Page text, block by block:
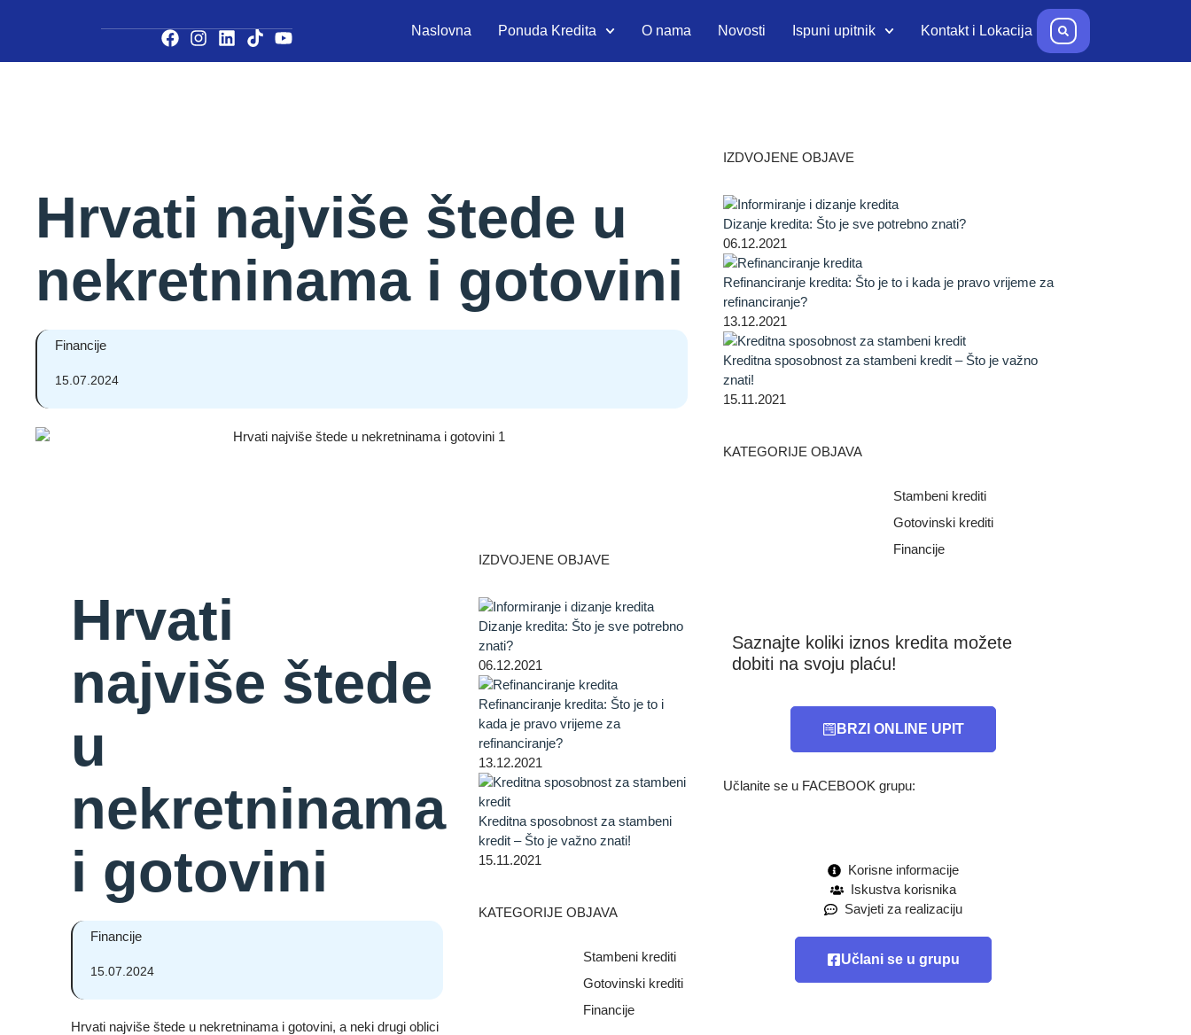
Naslovna Ponuda Kredita O nama Novosti Ispuni upitnik Kontakt i Lokacija
Hrvati najviše štede u
nekretninama i gotovini
Financije
15.07.2024
Hrvati
najviše štede
u
nekretninama
i gotovini
Financije
15.07.2024
Hrvati najviše štede u nekretninama i gotovini, a neki drugi oblici
IZDVOJENE OBJAVE
Dizanje kredita: Što je sve potrebno
znati?
06.12.2021
Refinanciranje kredita: Što je to i
kada je pravo vrijeme za
refinanciranje?
13.12.2021
Kreditna sposobnost za stambeni
kredit – Što je važno znati!
15.11.2021
KATEGORIJE OBJAVA
Stambeni krediti
Gotovinski krediti
Financije
IZDVOJENE OBJAVE
Dizanje kredita: Što je sve potrebno znati?
06.12.2021
Refinanciranje kredita: Što je to i kada je pravo vrijeme za
refinanciranje?
13.12.2021
Kreditna sposobnost za stambeni kredit – Što je važno
znati!
15.11.2021
KATEGORIJE OBJAVA
Stambeni krediti
Gotovinski krediti
Financije
Saznajte koliki iznos kredita možete
dobiti na svoju plaću!
BRZI ONLINE UPIT
Učlanite se u FACEBOOK grupu:
Korisne informacije
Iskustva korisnika
Savjeti za realizaciju
Učlani se u grupu